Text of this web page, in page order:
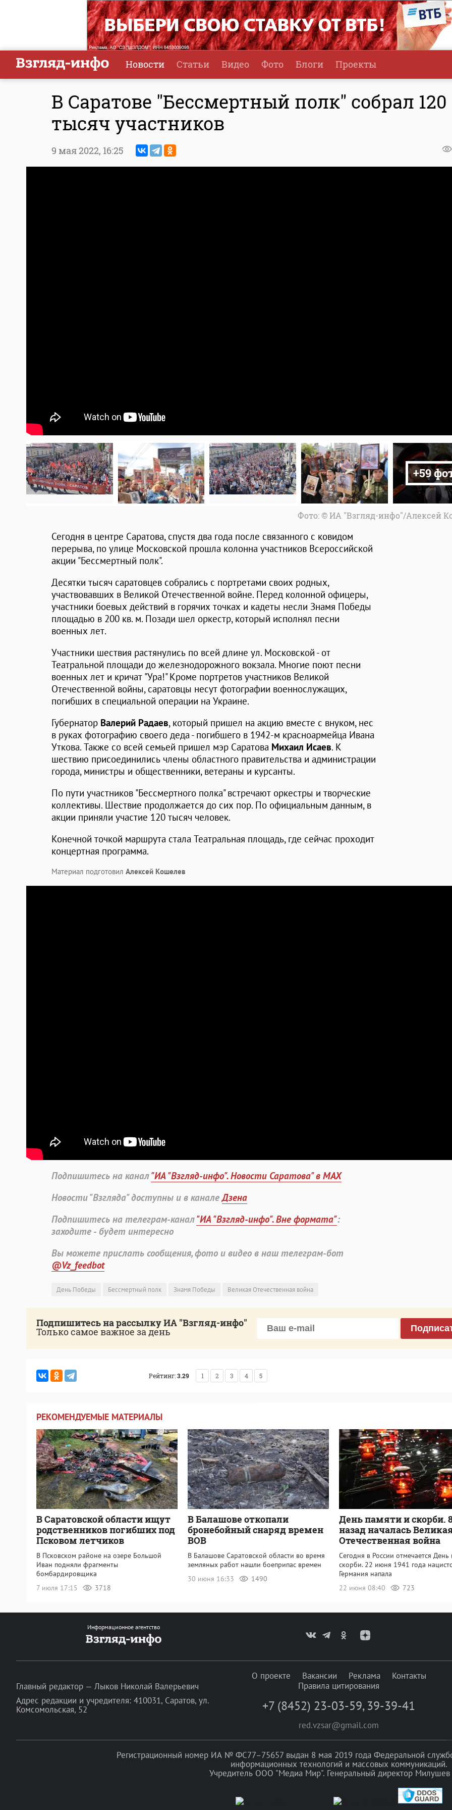
Новости Статьи Видео Фото Блоги Проекты
В Саратове "Бессмертный полк" собрал 120
тысяч участников
9 мая 2022, 16:25
+59
Фото: © ИА "Взгляд-инфо"/Алексей
Сегодня в центре Саратова, спустя два года после связанного с ковидом
перерыва, по улице Московской прошла колонна участников Всероссийской
акции "Бессмертный полк".
Десятки тысяч саратовцев собрались с портретами своих родных,
участвовавших в Великой Отечественной войне. Перед колонной офицеры,
участники боевых действий в горячих точках и кадеты несли Знамя Победы
площадью в 200 кв. м. Позади шел оркестр, который исполнял песни
военных лет.
Участники шествия растянулись по всей длине ул. Московской - от
Театральной площади до железнодорожного вокзала. Многие поют песни
военных лет и кричат "Ура!" Кроме портретов участников Великой
Отечественной войны, саратовцы несут фотографии военнослужащих,
погибших в специальной операции на Украине.
Губернатор Валерий Радаев, который пришел на акцию вместе с внуком, нес
в руках фотографию своего деда - погибшего в 1942-м красноармейца Ивана
Уткова. Также со всей семьей пришел мэр Саратова Михаил Исаев. К
шествию присоединились члены областного правительства и администрации
города, министры и общественники, ветераны и курсанты.
По пути участников "Бессмертного полка" встречают оркестры и творческие
коллективы. Шествие продолжается до сих пор. По официальным данным, в
акции приняли участие 120 тысяч человек.
Конечной точкой маршрута стала Театральная площадь, где сейчас проходит
концертная программа.
Материал подготовил Алексей Кошелев
Подпишитесь на канал"ИА "Взгляд-инфо". Новости Саратова" в MAX
Новости "Взгляда" доступны и в каналеДзена
Подпишитесь на телеграм-канал"ИА "Взгляд-инфо". Вне формата":
заходите - будет интересно
Вы можете прислать сообщения, фото и видео в наш телеграм-бот
@Vz_feedbot
День Победы Бессмертный полк Знамя Победы Великая Отечественная война
Подпишитесь на рассылку ИА "Взгляд-инфо"
Только самое важное за день
Рейтинг:3.29 1 2 3 4 5
РЕКОМЕНДУЕМЫЕ МАТЕРИАЛЫ
В Саратовской области ищут
родственников погибших под
Псковом летчиков
В Псковском районе на озере Большой
Иван подняли фрагменты
бомбардировщика
7 июля 17:15
3718
В Балашове откопали
бронебойный снаряд времен
ВОВ
В Балашове Саратовской области во время
земляных работ нашли боеприпас времен
30 июня 16:33
1490
День памяти и скорби.
назад началась
Отечественная война
Сегодня в России отмечается День
скорби. 22 июня 1941 года
Германия напала
22 июня 08:40
723
Информационное агентство
Главный редактор — Лыков Николай Валерьевич
Адрес редакции и учредителя: 410031, Саратов, ул.
Комсомольская, 52
О проекте Вакансии Реклама
Контакты
Правила цитирования
+7 (8452) 23-03-59, 39-39-41
red.vzsar@gmail.com
Регистрационный номер ИА № ФС77–75657 выдан 8 мая 2019 года Федеральной
информационных технологий и массовых коммуникаций.
Учредитель ООО "Медиа Мир". Генеральный директор